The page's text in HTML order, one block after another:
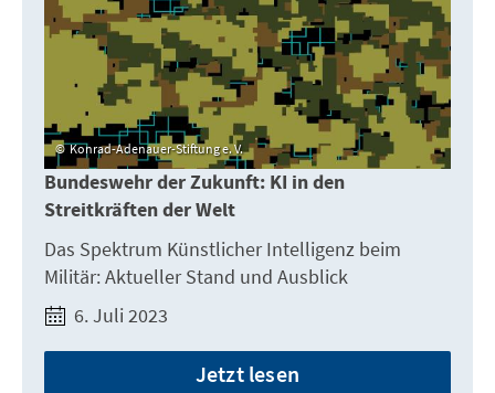
Konrad-Adenauer-Stiftung e. V.
Bundeswehr der Zukunft: KI in den
Streitkräften der Welt
Das Spektrum Künstlicher Intelligenz beim
Militär: Aktueller Stand und Ausblick
6. Juli 2023
Jetzt lesen